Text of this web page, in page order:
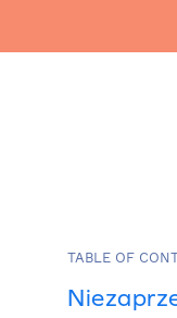
TABLE OF